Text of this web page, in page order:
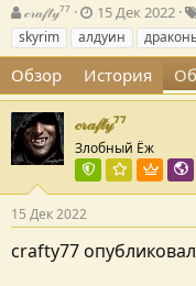
А
в
т
о
р
т
е
м
ы
𝒸𝓇𝒶𝒻𝓉𝓎⁷⁷
Д
а
т
а
с
з
д
н
я
15 Дек 2022
skyrim
алдуин
Обзор История
𝒸𝓇𝒶𝒻𝓉𝓎⁷⁷
Злобный Ёж
Команда форума
Куратор
15 Дек 2022
crafty77